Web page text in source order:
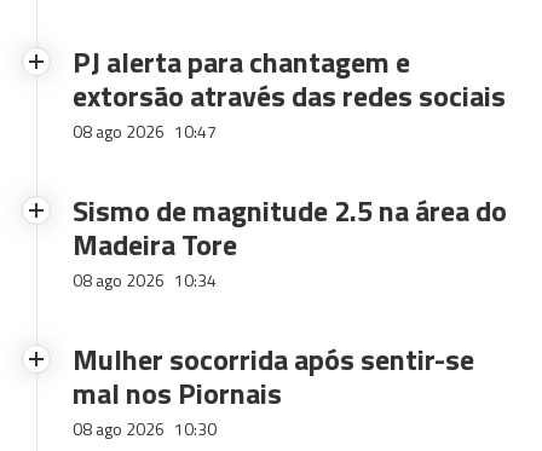
PJ alerta para chantagem e
extorsão através das redes sociais
08 ago 2026 10:47
Sismo de magnitude 2.5 na área do
Madeira Tore
08 ago 2026 10:34
Mulher socorrida após sentir-se
mal nos Piornais
08 ago 2026 10:30